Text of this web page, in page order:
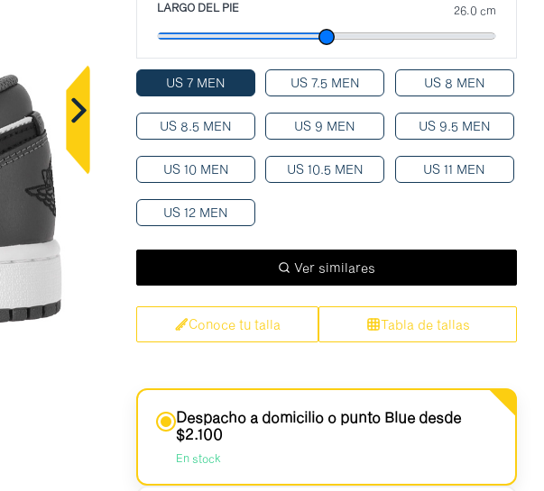
Retiro en 3 horas
LARGO DEL PIE 26.0 cm
US 7 MEN US 7.5 MEN US 8 MEN
US 8.5 MEN US 9 MEN US 9.5 MEN
US 10 MEN US 10.5 MEN US 11 MEN
US 12 MEN
Ver similares
Conoce tu talla Tabla de tallas
Despacho a domicilio o punto Blue desde
$2.100
En stock